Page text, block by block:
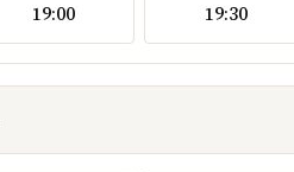
19:00 19:30